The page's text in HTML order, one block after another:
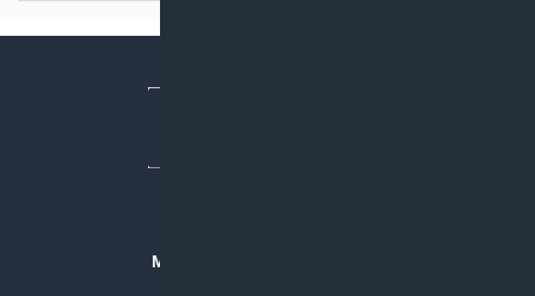
MB “KLIMATO SPRENDIMAI”